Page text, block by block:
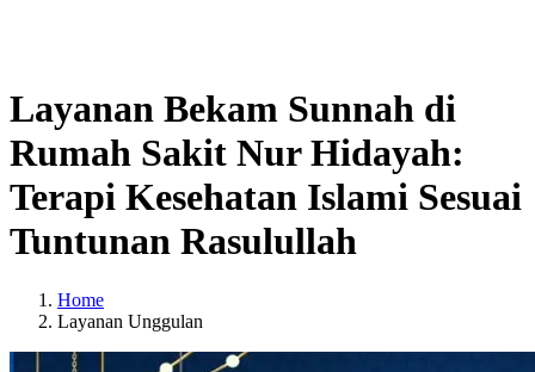
Layanan Bekam Sunnah di
Rumah Sakit Nur Hidayah:
Terapi Kesehatan Islami Sesuai
Tuntunan Rasulullah
Home
Layanan Unggulan